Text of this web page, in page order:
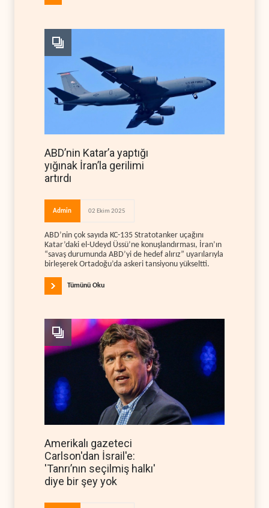
ABD’nin Katar’a yaptığı
yığınak İran’la gerilimi
artırdı
Admin 02 Ekim 2025
ABD’nin çok sayıda KC-135 Stratotanker uçağını
Katar’daki el-Udeyd Üssü’ne konuşlandırması, İran’ın
“savaş durumunda ABD’yi de hedef alırız” uyarılarıyla
birleşerek Ortadoğu’da askeri tansiyonu yükseltti.
Tümünü Oku
Amerikalı gazeteci
Carlson'dan İsrail'e:
'Tanrı’nın seçilmiş halkı'
diye bir şey yok